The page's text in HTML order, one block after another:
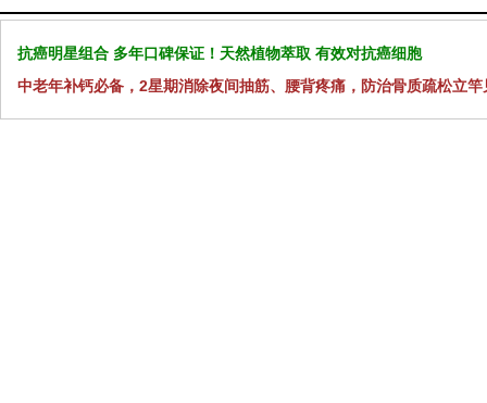
抗癌明星组合 多年口碑保证！天然植物萃取 有效对抗癌细胞
中老年补钙必备，2星期消除夜间抽筋、腰背疼痛，防治骨质疏松立竿